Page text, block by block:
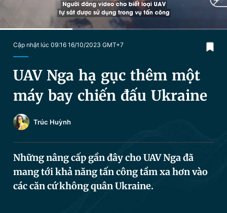
Chào ngày mới Tin 24h
Video Magazine
Sản phẩm khác
Tiện ích
Thông tin tòa soạn Liên hệ quảng cáo
Cập nhật lúc 09:16 16/10/2023 GMT+7
UAV Nga hạ gục thêm một
máy bay chiến đấu Ukraine
Trúc Huỳnh
Những nâng cấp gần đây cho UAV Nga đã
mang tới khả năng tấn công tầm xa hơn vào
các căn cứ không quân Ukraine.